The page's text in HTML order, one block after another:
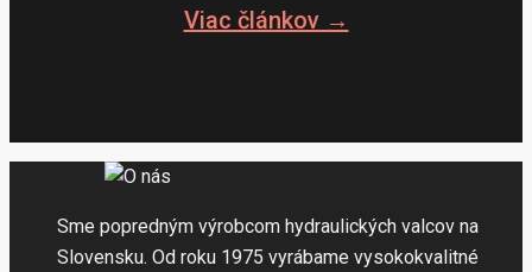
Viac článkov →
Sme popredným výrobcom hydraulických valcov na
Slovensku. Od roku 1975 vyrábame vysokokvalitné